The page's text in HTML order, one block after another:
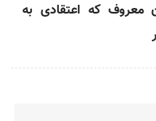
زن معروف که اعتقادی به